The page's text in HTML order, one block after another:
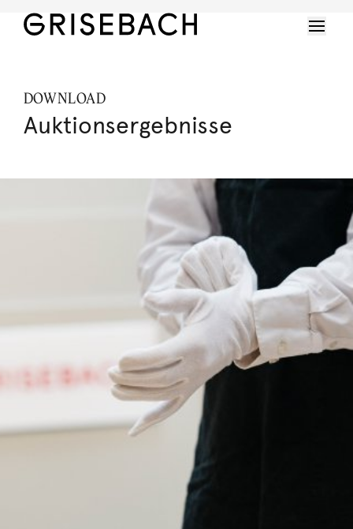
DOWNLOAD
Auktionsergebnisse